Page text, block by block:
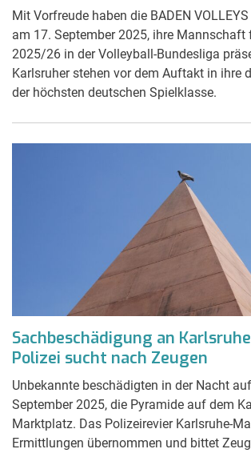
Mit Vorfreude haben die BADEN
am 17. September 2025, ihre Mannschaft
2025/26 in der Volleyball-Bundesliga
Karlsruher stehen vor dem Auftakt in ihre
der höchsten deutschen Spielklasse.
Sachbeschädigung an
Polizei sucht nach Zeugen
Unbekannte beschädigten in der Nacht
September 2025, die Pyramide auf dem
Marktplatz. Das Polizeirevier Karlsruhe-
Ermittlungen übernommen und bittet